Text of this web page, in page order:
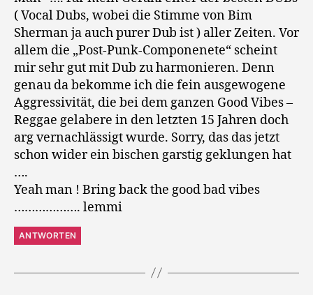
( Vocal Dubs, wobei die Stimme von Bim
Sherman ja auch purer Dub ist ) aller Zeiten. Vor
allem die „Post-Punk-Componenete“ scheint
mir sehr gut mit Dub zu harmonieren. Denn
genau da bekomme ich die fein ausgewogene
Aggressivität, die bei dem ganzen Good Vibes –
Reggae gelabere in den letzten 15 Jahren doch
arg vernachlässigt wurde. Sorry, das das jetzt
schon wider ein bischen garstig geklungen hat
….
Yeah man ! Bring back the good bad vibes
………………. lemmi
ANTWORTEN